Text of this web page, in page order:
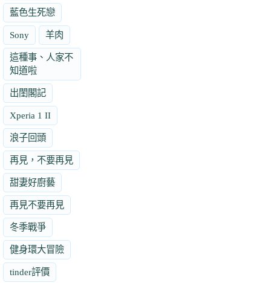
藍色生死戀
Sony 羊肉
這種事、人家不
知道啦
出閨閣記
Xperia 1 II
浪子回頭
再見，不要再見
甜妻好廚藝
再見不要再見
冬季戰爭
健身環大冒險
tinder評價